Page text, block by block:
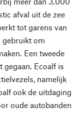
afval uit de zee
tot garens van
gebruikt om
Een tweede
gegaan. Ecoalf is
namelijk
ook de uitdaging
oude autobanden